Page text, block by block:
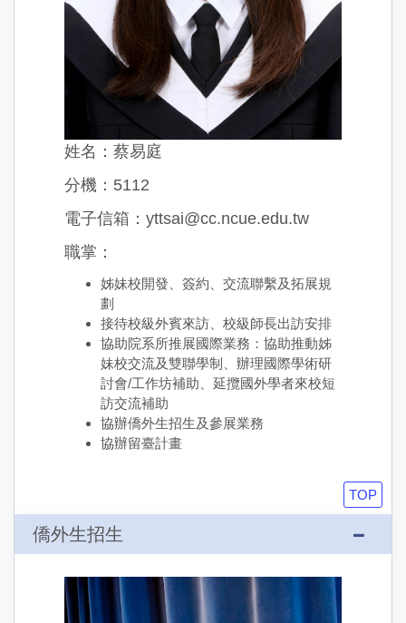
姓名：蔡易庭
分機：5112
電子信箱：yttsai@cc.ncue.edu.tw
職掌：
姊妹校開發、簽約、交流聯繫及拓展規
劃
接待校級外賓來訪、校級師長出訪安排
協助院系所推展國際業務：協助推動姊
妹校交流及雙聯學制、辦理國際學術研
討會/工作坊補助、延攬國外學者來校短
訪交流補助
協辦僑外生招生及參展業務
協辦留臺計畫
TOP
僑外生招生